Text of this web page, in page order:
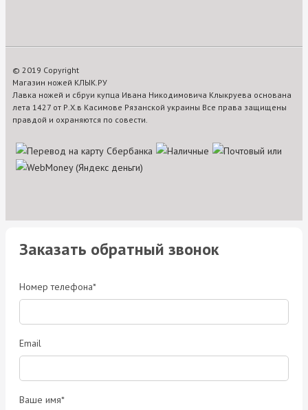
© 2019 Copyright
Магазин ножей КЛЫК.РУ
Лавка ножей и сбруи купца Ивана Никодимовича Клыкруева основана
лета 1427 от Р.Х.в Касимове Рязанской украины Все права защищены
правдой и охраняются по совести.
Заказать обратный звонок
Номер телефона*
Email
Ваше имя*